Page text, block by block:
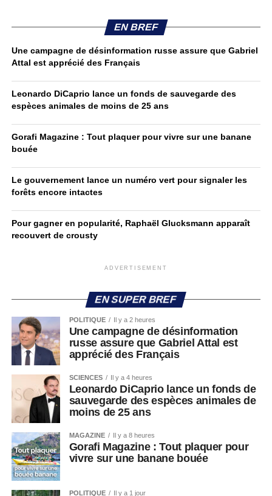
EN BREF
Une campagne de désinformation russe assure que Gabriel
Attal est apprécié des Français
Leonardo DiCaprio lance un fonds de sauvegarde des
espèces animales de moins de 25 ans
Gorafi Magazine : Tout plaquer pour vivre sur une banane
bouée
Le gouvernement lance un numéro vert pour signaler les
forêts encore intactes
Pour gagner en popularité, Raphaël Glucksmann apparaît
recouvert de crousty
ADVERTISEMENT
EN SUPER BREF
POLITIQUE Il y a 2 heures
Une campagne de désinformation
russe assure que Gabriel Attal est
apprécié des Français
SCIENCES Il y a 4 heures
Leonardo DiCaprio lance un fonds de
sauvegarde des espèces animales de
moins de 25 ans
MAGAZINE Il y a 8 heures
Gorafi Magazine : Tout plaquer pour
vivre sur une banane bouée
POLITIQUE Il y a 1 jour